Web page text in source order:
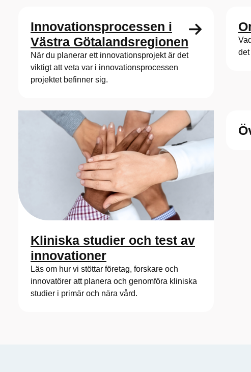
Innovations­processen i
Västra Götalands­regionen
När du planerar ett innovationsprojekt är det
viktigt att veta var i innovationsprocessen
projektet befinner sig.
det
Kliniska studier och test av
innovationer
Läs om hur vi stöttar företag, forskare och
innovatörer att planera och genomföra kliniska
studier i primär och nära vård.